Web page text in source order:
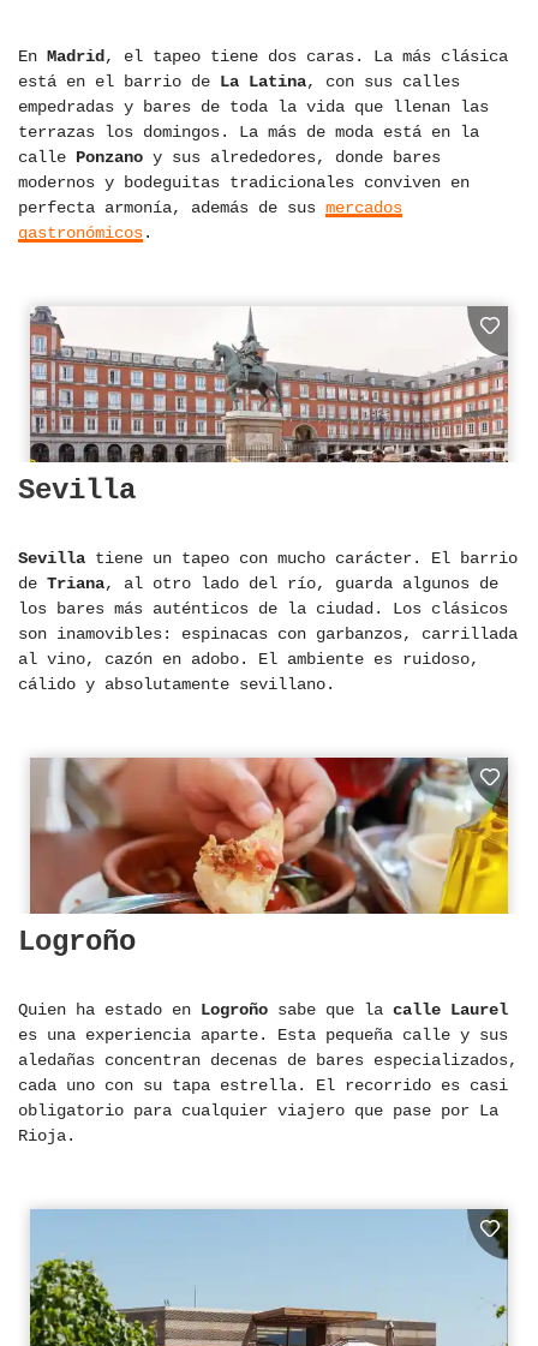
En Madrid, el tapeo tiene dos caras. La más clásica
está en el barrio de La Latina, con sus calles
empedradas y bares de toda la vida que llenan las
terrazas los domingos. La más de moda está en la
calle Ponzano y sus alrededores, donde bares
modernos y bodeguitas tradicionales conviven en
perfecta armonía, además de sus mercados
gastronómicos.
Sevilla
Sevilla tiene un tapeo con mucho carácter. El barrio
de Triana, al otro lado del río, guarda algunos de
los bares más auténticos de la ciudad. Los clásicos
son inamovibles: espinacas con garbanzos, carrillada
al vino, cazón en adobo. El ambiente es ruidoso,
cálido y absolutamente sevillano.
Logroño
Quien ha estado en Logroño sabe que la calle Laurel
es una experiencia aparte. Esta pequeña calle y sus
aledañas concentran decenas de bares especializados,
cada uno con su tapa estrella. El recorrido es casi
obligatorio para cualquier viajero que pase por La
Rioja.